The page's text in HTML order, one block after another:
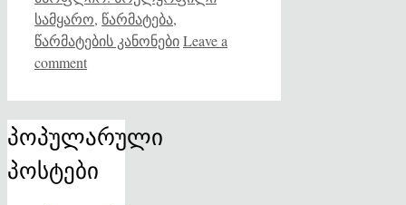
სამყარო, წარმატება,
წარმატების კანონებიLeave a
comment
პოპულარული
პოსტები